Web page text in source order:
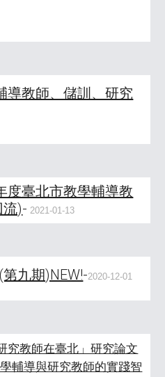
導教師、儲訓、研究
度臺北市教學輔導教
)- 2021-01-13
九期)NEW!-2020-12-01
究教師在臺北」研究論文
輔導與研究教師的實踐智